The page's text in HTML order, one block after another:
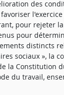
des
l'exercice
pour rejeter
pour
distincts
sociaux », la
la Constitution
du travail,